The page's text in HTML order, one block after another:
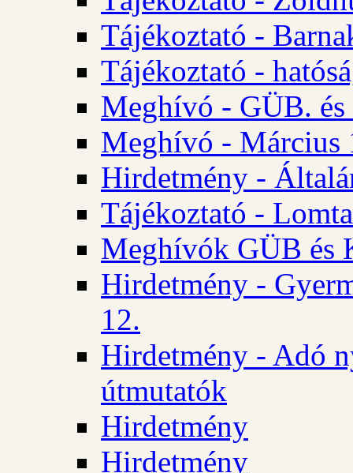
Tájékoztató -
Tájékoztató -
Meghívó - GÜB.
Meghívó - Március
Hirdetmény -
Tájékoztató -
Meghívók GÜB és
Hirdetmény -
12.
Hirdetmény - Adó
útmutatók
Hirdetmény
Hirdetmény